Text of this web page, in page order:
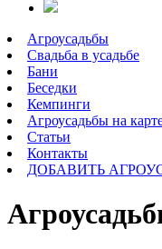
Агроусадьбы
Свадьба в усадьбе
Бани
Беседки
Кемпинги
Агроусадьбы на
Статьи
Контакты
ДОБАВИТЬ